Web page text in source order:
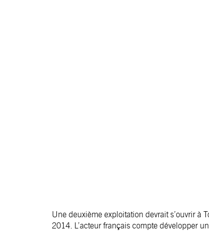
Une deuxième exploitation devrait s’ouvrir à
2014. L’acteur français compte développer